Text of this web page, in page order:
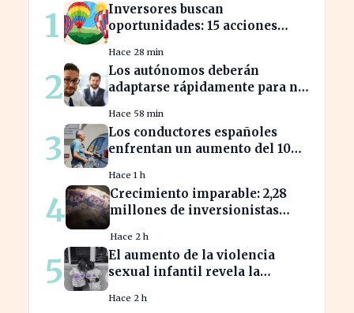
1
Inversores buscan
oportunidades: 15 acciones
bursátil
Hace 28 min
2
Los autónomos deberán
adaptarse rápidamente para no
nóminas
Hace 58 min
3
Los conductores españoles
enfrentan un aumento del 10%
desde marzo
Hace 1 h
4
Crecimiento imparable: 2,28
millones de inversionistas
de $123,7 billones
Hace 2 h
5
El aumento de la violencia
sexual infantil revela la
familiar
Hace 2 h